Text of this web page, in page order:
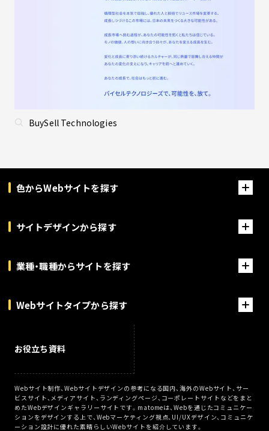
BuySell Technologies
色からWebサイトを探す
サイトデザインから探す
業種・職種からサイトを探す
Webサイトタイプから探す
お役立ち資料
Webサイト制作、Webサイトデザインの参考になる国内、海外のWebサイト、サー
ビスサイト、メディアサイト、ランディングページ、コーポレートサイトなどをまと
めたWebデザインギャラリーサイトです。matomeは、Webを通じたコミュニケー
ションをデザインする上で、Webマーケティング視点、UI/UXデザイン、コミュニケ
ーション設計に優れた素晴らしいWebサイトを紹介しています。